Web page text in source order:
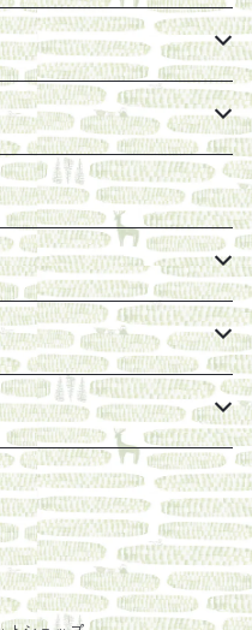
売り続けたい一冊
らせて